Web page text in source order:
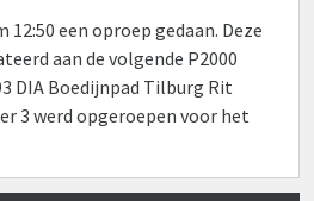
een oproep gedaan. Deze
aan de volgende P2000
DIA Boedijnpad Tilburg Rit
3 werd opgeroepen voor het